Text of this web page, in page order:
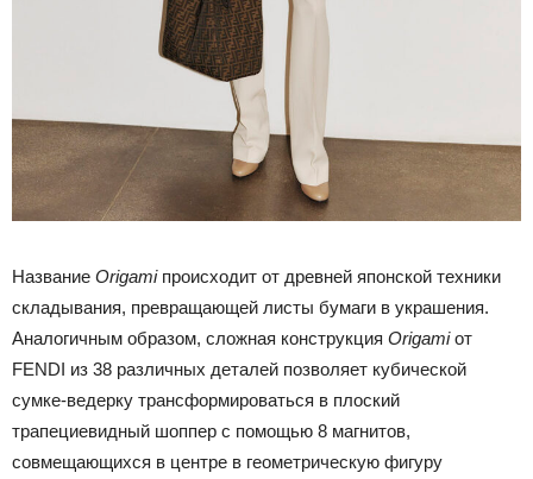
Название Origamiпроисходит от древней японской техники
складывания, превращающей листы бумаги в украшения.
Аналогичным образом, сложная конструкция Origamiот
FENDI из 38 различных деталей позволяет кубической
сумке-ведерку трансформироваться в плоский
трапециевидный шоппер с помощью 8 магнитов,
совмещающихся в центре в геометрическую фигуру